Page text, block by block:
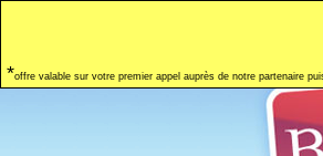
*offre valable sur votre premier appel auprès de notre partenaire